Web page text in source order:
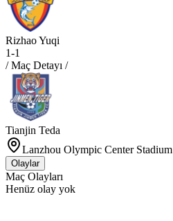
Rizhao Yuqi
1-1
/ Maç Detayı /
Tianjin Teda
Lanzhou Olympic Center Stadium
Olaylar
Maç Olayları
Henüz olay yok